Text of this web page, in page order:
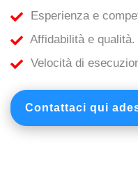
Esperienza e
Affidabilità e qualità.
Velocità di
Contattaci qui